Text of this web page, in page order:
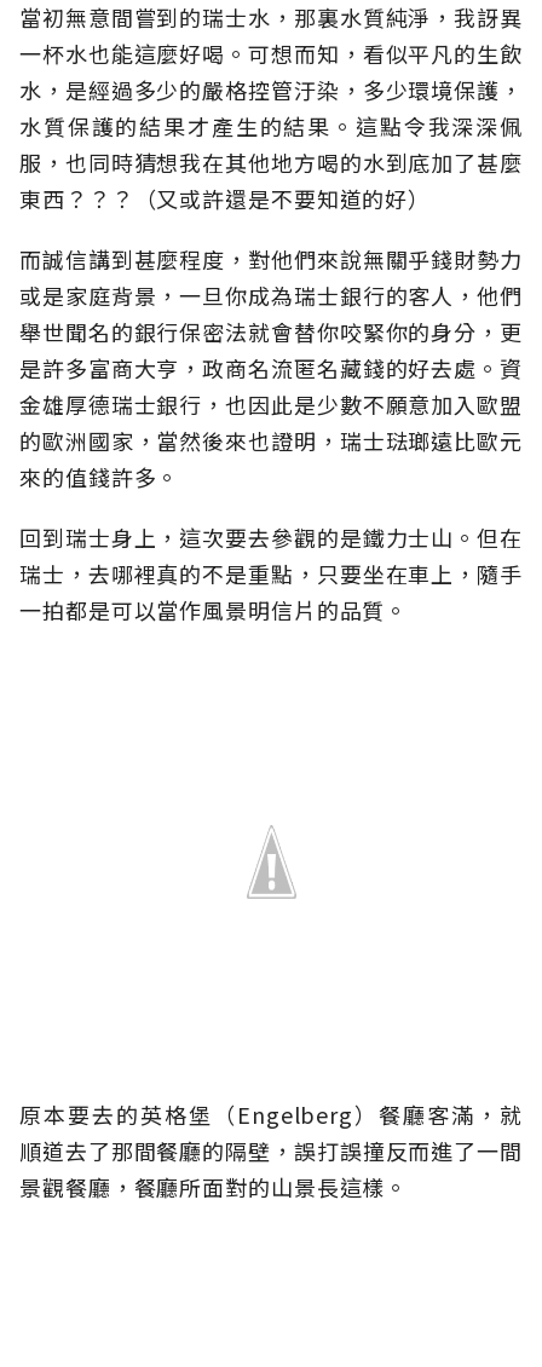
當初無意間嘗到的瑞士水，那裏水質純淨，我訝異
一杯水也能這麼好喝。可想而知，看似平凡的生飲
水，是經過多少的嚴格控管汙染，多少環境保護，
水質保護的結果才產生的結果。這點令我深深佩
服，也同時猜想我在其他地方喝的水到底加了甚麼
東西？？？（又或許還是不要知道的好）
而誠信講到甚麼程度，對他們來說無關乎錢財勢力
或是家庭背景，一旦你成為瑞士銀行的客人，他們
舉世聞名的銀行保密法就會替你咬緊你的身分，更
是許多富商大亨，政商名流匿名藏錢的好去處。資
金雄厚德瑞士銀行，也因此是少數不願意加入歐盟
的歐洲國家，當然後來也證明，瑞士琺瑯遠比歐元
來的值錢許多。
回到瑞士身上，這次要去參觀的是鐵力士山。但在
瑞士，去哪裡真的不是重點，只要坐在車上，隨手
一拍都是可以當作風景明信片的品質。
原本要去的英格堡（Engelberg）餐廳客滿，就
順道去了那間餐廳的隔壁，誤打誤撞反而進了一間
景觀餐廳，餐廳所面對的山景長這樣。